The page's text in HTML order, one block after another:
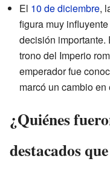
El 10 de diciembre,
figura muy
decisión
trono del Imperio
emperador fue
marcó un cambio
¿Quiénes
destacados